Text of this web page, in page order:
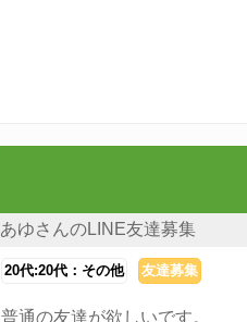
あゆさんのLINE友達募集
20代:20代：その他 友達募集
普通の友達が欲しいです。